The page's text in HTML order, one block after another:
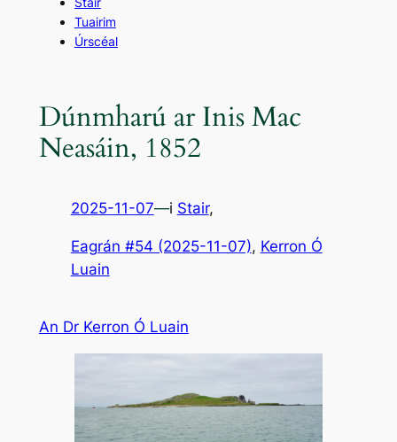
Tuairim
Úrscéal
Dúnmharú ar Inis Mac
Neasáin, 1852
2025-11-07—i Stair,
Eagrán #54 (2025-11-07), Kerron Ó
Luain
An Dr Kerron Ó Luain